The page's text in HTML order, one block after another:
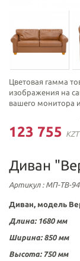
Цветовая гамма
изображения на
вашего монитора
123 755 KZT
Диван
Артикул: МП-ТВ-
Диван, модель
Длина: 1680 мм
Ширина: 850 мм
Высота: 750 мм